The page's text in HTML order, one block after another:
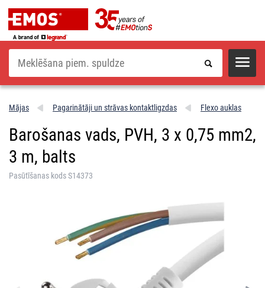
Meklēšana
Mājas Pagarinātāji un strāvas kontaktligzdas Flexo auklas
Barošanas vads, PVH, 3 x 0,75 mm2,
3 m, balts
Pasūtīšanas kods S14373